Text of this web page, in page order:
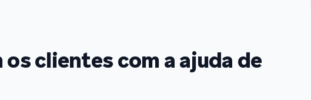
clientes com a ajuda de